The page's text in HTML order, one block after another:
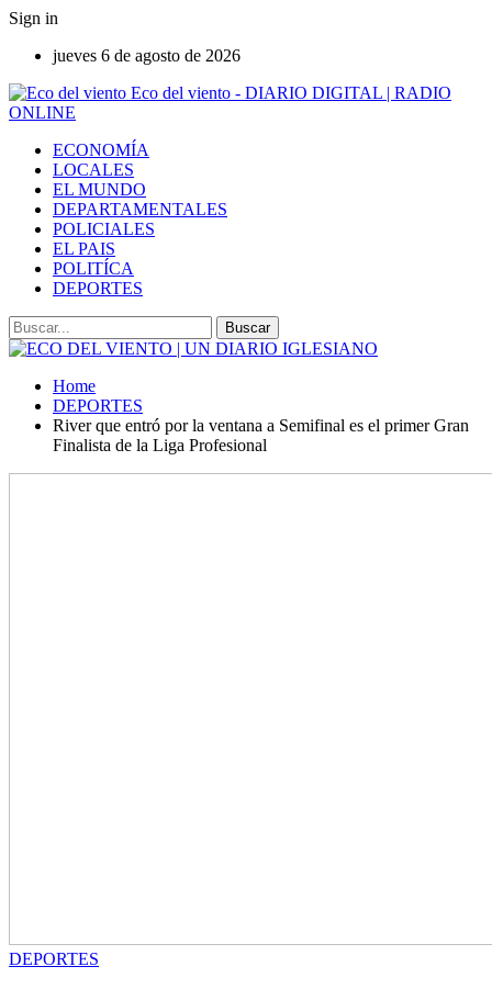
Sign in
jueves 6 de agosto de 2026
Eco del viento - DIARIO DIGITAL | RADIO
ONLINE
ECONOMÍA
LOCALES
EL MUNDO
DEPARTAMENTALES
POLICIALES
EL PAIS
POLITÍCA
DEPORTES
Home
DEPORTES
River que entró por la ventana a Semifinal es el primer Gran
Finalista de la Liga Profesional
DEPORTES